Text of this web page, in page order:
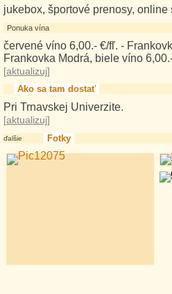
jukebox, športové prenosy, online
Ponuka vína
červené víno 6,00.- €/fľ. -
Frankovka Modrá, biele víno
[aktualizuj]
Ako sa tam dostať
Pri Trnavskej Univerzite.
[aktualizuj]
ďalšie Fotky